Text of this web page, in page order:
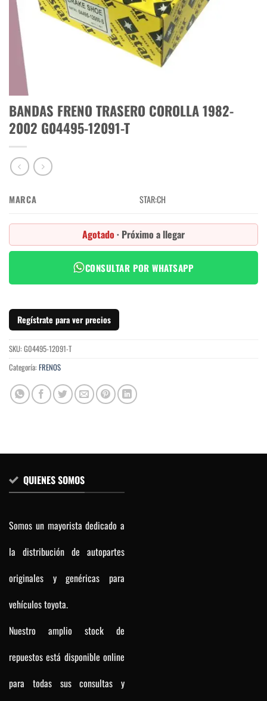
BANDAS FRENO TRASERO COROLLA 1982-
2002 G04495-12091-T
MARCA STAR:CH
Agotado · Próximo a llegar
CONSULTAR POR WHATSAPP
Regístrate para ver precios
SKU: G04495-12091-T
Categoría: FRENOS
QUIENES SOMOS
Somos un mayorista dedicado a
la distribución de autopartes
originales y genéricas para
vehículos toyota.
Nuestro amplio stock de
repuestos está disponible online
para todas sus consultas y